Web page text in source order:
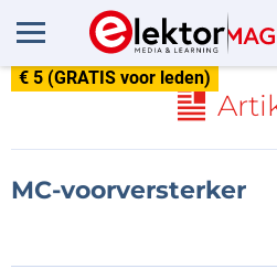
€ 5 (GRATIS voor leden)
MC-voorversterker